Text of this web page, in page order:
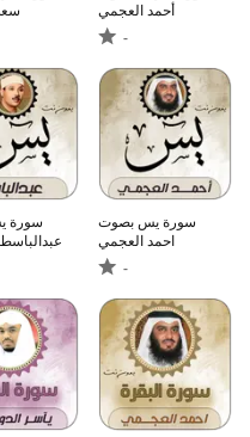
أحمد العجمي
-
سورة
سورة يس بصوت
احمد العجمي
-